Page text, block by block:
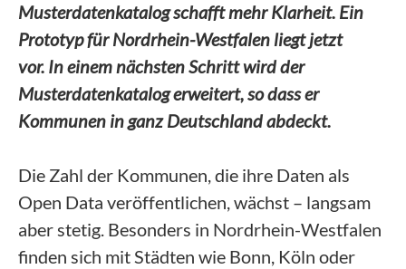
Musterdatenkatalog schafft mehr Klarheit. Ein
Prototyp für Nordrhein-Westfalen liegt jetzt
vor. In einem nächsten Schritt wird der
Musterdatenkatalog erweitert, so dass er
Kommunen in ganz Deutschland abdeckt.
Die Zahl der Kommunen, die ihre Daten als
Open Data veröffentlichen, wächst – langsam
aber stetig. Besonders in Nordrhein-Westfalen
finden sich mit Städten wie Bonn, Köln oder